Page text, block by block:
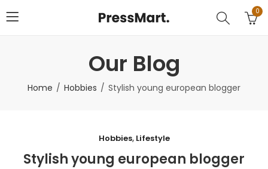
0
Our Blog
Home Hobbies Stylish young european blogger
Hobbies, Lifestyle
Stylish young european blogger